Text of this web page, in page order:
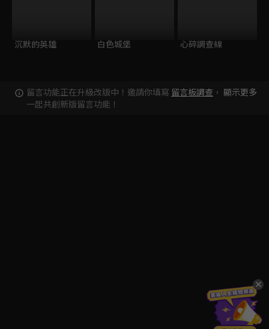
沉默的英雄 白色城堡 心碎調查線
留言功能正在升級改版中！邀請你填寫 留言板調查 ，
一起共創新版留言功能！
顯示更多